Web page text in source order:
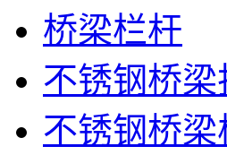
桥梁栏杆
不锈钢桥梁
不锈钢桥梁